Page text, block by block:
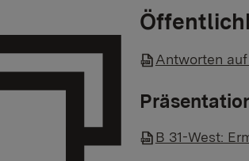
Antworten
B 31-West: